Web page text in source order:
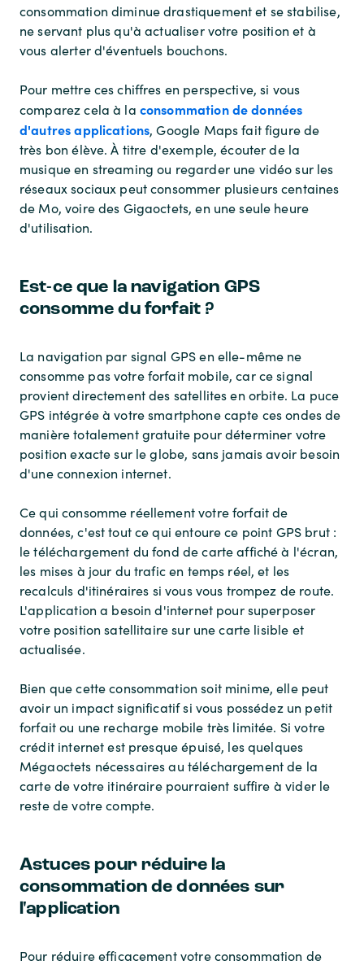
consommation diminue drastiquement et se stabilise,
ne servant plus qu'à actualiser votre position et à
vous alerter d'éventuels bouchons.
Pour mettre ces chiffres en perspective, si vous
comparez cela à la consommation de données
d'autres applications, Google Maps fait figure de
très bon élève. À titre d'exemple, écouter de la
musique en streaming ou regarder une vidéo sur les
réseaux sociaux peut consommer plusieurs centaines
de Mo, voire des Gigaoctets, en une seule heure
d'utilisation.
Est-ce que la navigation GPS
consomme du forfait ?
La navigation par signal GPS en elle-même ne
consomme pas votre forfait mobile, car ce signal
provient directement des satellites en orbite. La puce
GPS intégrée à votre smartphone capte ces ondes de
manière totalement gratuite pour déterminer votre
position exacte sur le globe, sans jamais avoir besoin
d'une connexion internet.
Ce qui consomme réellement votre forfait de
données, c'est tout ce qui entoure ce point GPS brut :
le téléchargement du fond de carte affiché à l'écran,
les mises à jour du trafic en temps réel, et les
recalculs d'itinéraires si vous vous trompez de route.
L'application a besoin d'internet pour superposer
votre position satellitaire sur une carte lisible et
actualisée.
Bien que cette consommation soit minime, elle peut
avoir un impact significatif si vous possédez un petit
forfait ou une recharge mobile très limitée. Si votre
crédit internet est presque épuisé, les quelques
Mégaoctets nécessaires au téléchargement de la
carte de votre itinéraire pourraient suffire à vider le
reste de votre compte.
Astuces pour réduire la
consommation de données sur
l'application
Pour réduire efficacement votre consommation de